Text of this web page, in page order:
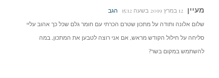
מעיין 12 במרץ 2019 בשעה 15:12
הגב
שלום אלונה ותודה על מתכון שטרם הכרתי עם חומר גלם שכל כך אהוב עליי
סליחה על חילול הקודש מראש, אם אני רוצה לטבען את המתכון, במה
להשתמש במקום בשר?